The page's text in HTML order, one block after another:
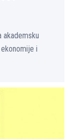
akademsku
i